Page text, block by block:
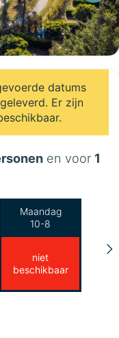
datums
Er zijn
en voor 1
Maandag
10-8
niet
beschikbaar